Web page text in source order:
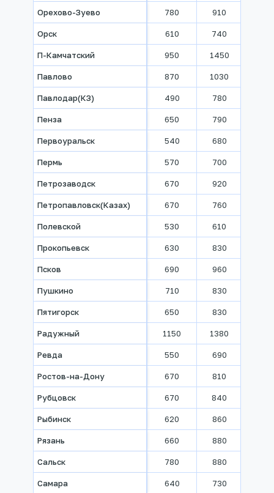
Орехово-Зуево 780 910
Орск 610 740
П-Камчатский 950 1450
Павлово 870 1030
Павлодар(КЗ) 490 780
Пенза 650 790
Первоуральск 540 680
Пермь 570 700
Петрозаводск 670 920
Петропавловск(Казах) 670 760
Полевской 530 610
Прокопьевск 630 830
Псков 690 960
Пушкино 710 830
Пятигорск 650 830
Радужный 1150 1380
Ревда 550 690
Ростов-на-Дону 670 810
Рубцовск 670 840
Рыбинск 620 860
Рязань 660 880
Сальск 780 880
Самара 640 730